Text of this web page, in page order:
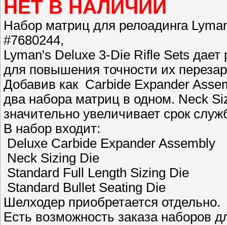
НЕТ В НАЛИЧИИ
Набор матриц для релоадинга
#7680244,
Lyman's Deluxe 3-Die Rifle Sets
для повышения точности их
Добавив как Carbide Expander
два набора матриц в одном. Neck
значительно увеличивает срок
В набор входит:
Deluxe Carbide Expander Assembly
Neck Sizing Die
Standard Full Length Sizing Die
Standard Bullet Seating Die
Шелходер приобретается отдельно.
Есть возможность заказа наборов